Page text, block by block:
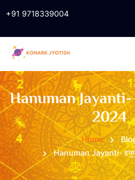
+91 9718339004
Hanuman Jayanti-
2024
Home
Hanuman Jayanti-